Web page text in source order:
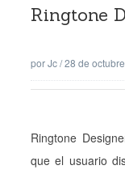
Ringtone
porJc/28 de
Ringtone
que el usuario